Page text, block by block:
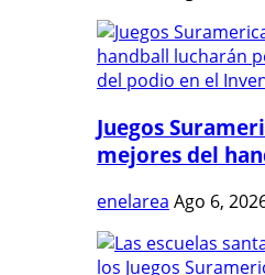
Juegos
mejores del
enelarea Ago 6,